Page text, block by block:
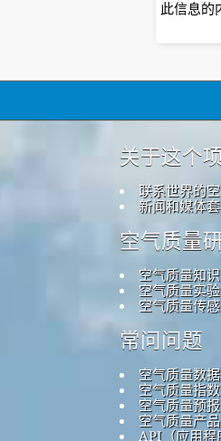
此信息的
关于这个
联系世界的
新闻和媒体
空气质量
空气质量知
空气质量实验
空气质量传
常问问题
空气质量数
空气质量指
空气质量预报
空气质量产
API（应用程